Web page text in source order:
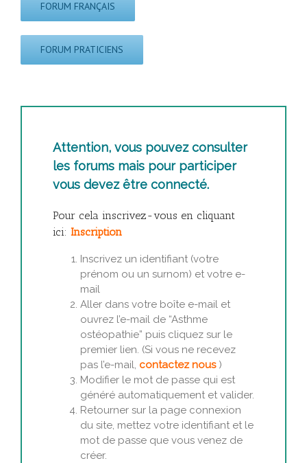
FORUM FRANÇAIS
FORUM PRATICIENS
Attention, vous pouvez consulter
les forums mais pour participer
vous devez être connecté.
Pour cela inscrivez-vous en cliquant
ici: Inscription
Inscrivez un identifiant (votre
prénom ou un surnom) et votre e-
mail
Aller dans votre boîte e-mail et
ouvrez l’e-mail de “Asthme
ostéopathie” puis cliquez sur le
premier lien. (Si vous ne recevez
pas l’e-mail, contactez nous)
Modifier le mot de passe qui est
généré automatiquement et valider.
Retourner sur la page connexion
du site, mettez votre identifiant et le
mot de passe que vous venez de
créer.